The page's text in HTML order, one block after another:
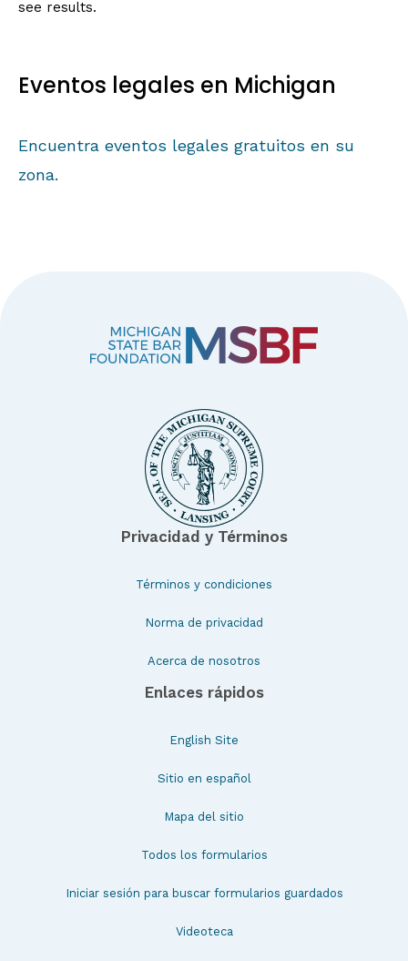
see results.
Eventos legales en Michigan
Encuentra eventos legales gratuitos en su
zona.
Privacidad y Términos
Términos y condiciones
Norma de privacidad
Acerca de nosotros
Enlaces rápidos
English Site
Sitio en español
Mapa del sitio
Todos los formularios
Iniciar sesión para buscar formularios guardados
Videoteca